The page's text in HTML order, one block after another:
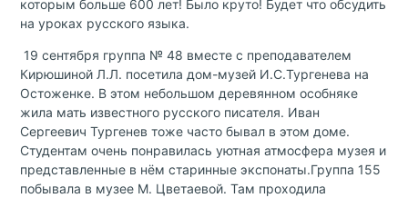
которым больше 600 лет! Было круто! Будет что обсудить
на уроках русского языка.
19 сентября группа № 48 вместе с преподавателем
Кирюшиной Л.Л. посетила дом-музей И.С.Тургенева на
Остоженке. В этом небольшом деревянном особняке
жила мать известного русского писателя. Иван
Сергеевич Тургенев тоже часто бывал в этом доме.
Студентам очень понравилась уютная атмосфера музея и
представленные в нём старинные экспонаты.Группа 155
побывала в музее М. Цветаевой. Там проходила